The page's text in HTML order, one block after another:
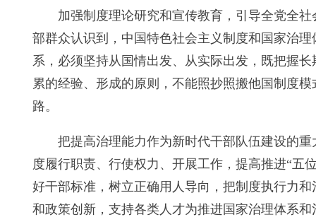
加强制度理论研究和宣传教育，引导全党全
部群众认识到，中国特色社会主义制度和国家治
系，必须坚持从国情出发、从实际出发，既把握
累的经验、形成的原则，不能照抄照搬他国制度
路。
把提高治理能力作为新时代干部队伍建设的
度履行职责、行使权力、开展工作，提高推进“五
好干部标准，树立正确用人导向，把制度执行力
和政策创新，支持各类人才为推进国家治理体系